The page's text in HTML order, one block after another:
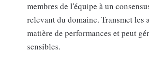
membres de l'équipe à un
relevant du domaine. Transmet les
matière de performances et peut
sensibles.